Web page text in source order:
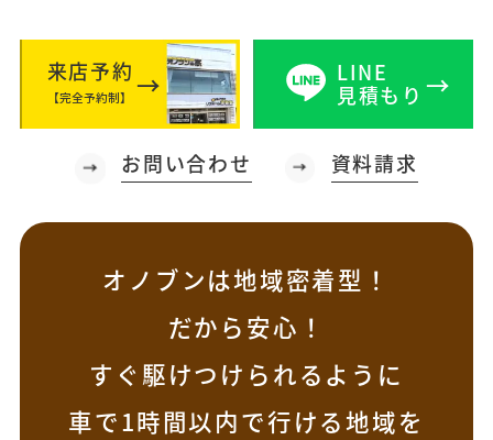
来店予約
【完全予約制】
LINE
見積もり
お問い合わせ 資料請求
オノブンは地域密着型！
だから安心！
すぐ駆けつけられるように
車で1時間以内で行ける地域を